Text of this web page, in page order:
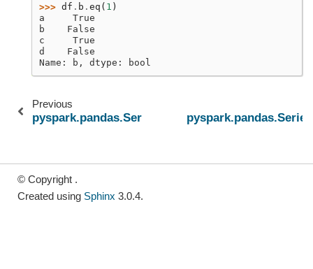
>>> df . b . eq ( 1 )
a     True
b    False
c     True
d    False
Name: b, dtype: bool
Previous
pyspark.pandas.Series.duplicated
© Copyright .
Created using Sphinx 3.0.4.